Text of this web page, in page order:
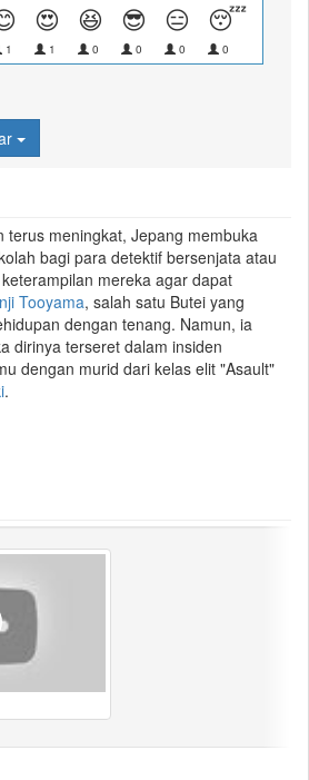
1
😍
1
😆
0
😎
0
😑
0
😴
0
terus meningkat, Jepang membuka
bagi para detektif bersenjata atau
mereka agar dapat
Tooyama, salah satu Butei yang
dengan tenang. Namun, ia
dirinya terseret dalam insiden
dengan murid dari kelas elit "Asault"
.